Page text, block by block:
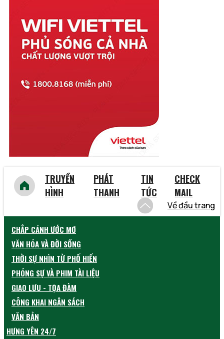
Thừa Thiên Huế
Tiền Giang
Trà Vinh
Tuyên Quang
Vĩnh Phúc
Vũng Tàu
TRUYỀN
HÌNH
PHÁT
THANH
TIN
TỨC
CHECK
MAIL
Về đầu trang
CHẮP CÁNH ƯỚC MƠ
VĂN HÓA VÀ ĐỜI SỐNG
THỜI SỰ NHÌN TỪ PHỐ HIẾN
PHÓNG SỰ VÀ PHIM TÀI LIỆU
GIAO LƯU - TỌA ĐÀM
CÔNG KHAI NGÂN SÁCH
VĂN BẢN
HƯNG YÊN 24/7